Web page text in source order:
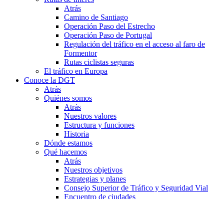
Atrás
Camino de Santiago
Operación Paso del Estrecho
Operación Paso de Portugal
Regulación del tráfico en el acceso al faro de
Formentor
Rutas ciclistas seguras
El tráfico en Europa
Conoce la DGT
Atrás
Quiénes somos
Atrás
Nuestros valores
Estructura y funciones
Historia
Dónde estamos
Qué hacemos
Atrás
Nuestros objetivos
Estrategias y planes
Consejo Superior de Tráfico y Seguridad Vial
Encuentro de ciudades